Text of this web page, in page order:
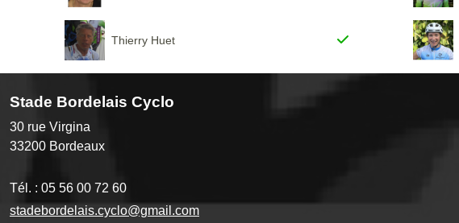
Thierry Huet
Stade Bordelais Cyclo
30 rue Virgina
33200 Bordeaux
Tél. : 05 56 00 72 60
stadebordelais.cyclo@gmail.com